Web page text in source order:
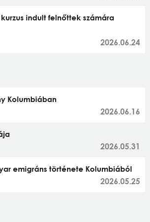
indult felnőttek számára
2026.06.24
Kolumbiában
2026.06.16
2026.05.31
emigráns története Kolumbiából
2026.05.25